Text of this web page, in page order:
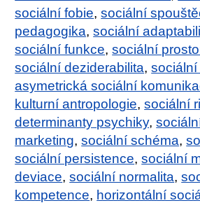
sociální fobie,sociální
pedagogika,sociální
sociální funkce,sociální
sociální deziderabilita,sociální
asymetrická sociální
kulturní antropologie,sociální
determinanty psychiky,
marketing,sociální schéma,
sociální persistence,sociální
deviace,sociální normalita,
kompetence, horizontální